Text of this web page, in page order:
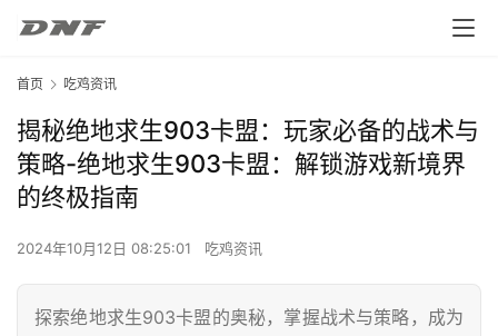
首页 吃鸡资讯
揭秘绝地求生903卡盟：玩家必备的战术与
策略-绝地求生903卡盟：解锁游戏新境界
的终极指南
2024年10月12日 08:25:01 吃鸡资讯
探索绝地求生903卡盟的奥秘，掌握战术与策略，成为